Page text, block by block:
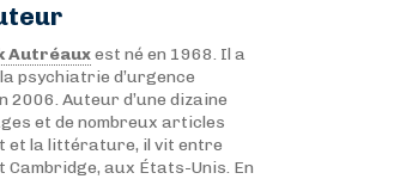
Autréauxest né en 1968. Il a
psychiatrie d’urgence
2006. Auteur d’une dizaine
et de nombreux articles
et la littérature, il vit entre
Cambridge, aux États-Unis. En